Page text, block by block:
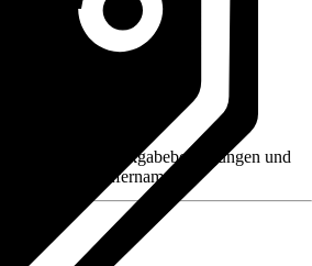
wie z. B. Rückgabebedingungen und
den Verkäufernamen.